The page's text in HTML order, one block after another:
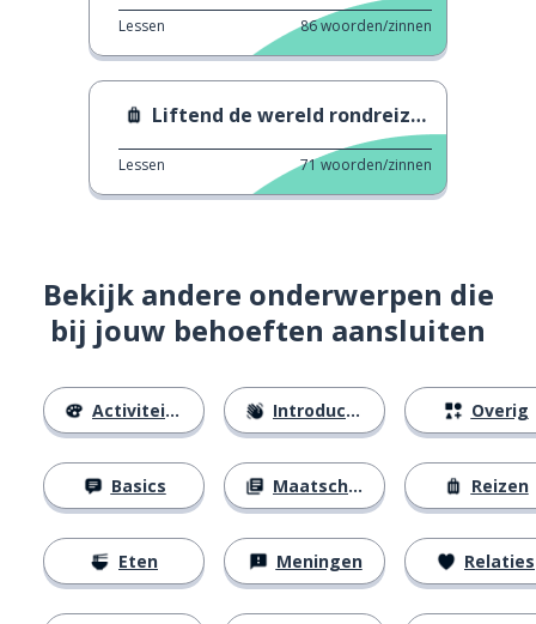
Lessen 86woorden/zinnen
Liftend de wereld rondreizen
Lessen 71woorden/zinnen
Bekijk andere onderwerpen die
bij jouw behoeften aansluiten
Activiteiten
Basics
Eten
Introducties
Maatschappij
Meningen
Overig
Reizen
Relaties